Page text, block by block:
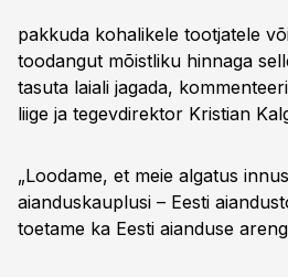
pakkuda kohalikele tootjatele
toodangut mõistliku hinnaga
tasuta laiali jagada,
liige ja tegevdirektor Kristian
„Loodame, et meie algatus
aianduskauplusi – Eesti
toetame ka Eesti aianduse